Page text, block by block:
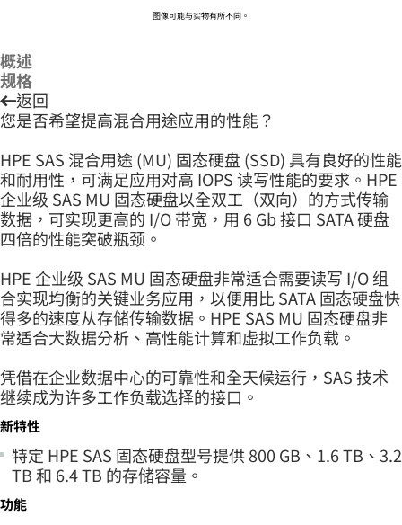
图像可能与实物有所不同。
概述
规格
返回
您是否希望提高混合用途应用的性能？
HPE SAS 混合用途 (MU) 固态硬盘 (SSD) 具有良好的性能
和耐用性，可满足应用对高 IOPS 读写性能的要求。HPE
企业级 SAS MU 固态硬盘以全双工（双向）的方式传输
数据，可实现更高的 I/O 带宽，用 6 Gb 接口 SATA 硬盘
四倍的性能突破瓶颈。
HPE 企业级 SAS MU 固态硬盘非常适合需要读写 I/O 组
合实现均衡的关键业务应用，以便用比 SATA 固态硬盘快
得多的速度从存储传输数据。HPE SAS MU 固态硬盘非
常适合大数据分析、高性能计算和虚拟工作负载。
凭借在企业数据中心的可靠性和全天候运行，SAS 技术
继续成为许多工作负载选择的接口。
新特性
特定 HPE SAS 固态硬盘型号提供 800 GB、1.6 TB、3.2
TB 和 6.4 TB 的存储容量。
功能